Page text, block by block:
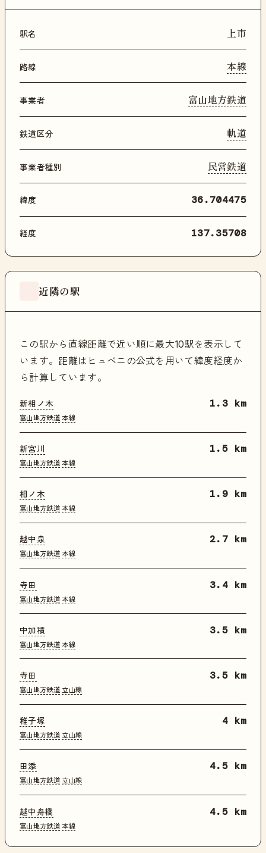
駅名 上市
路線 本線
事業者 富山地方鉄道
鉄道区分 軌道
事業者種別 民営鉄道
緯度 36.704475
経度 137.35708
近隣の駅
この駅から直線距離で近い順に最大10駅を表示して
います。距離はヒュベニの公式を用いて緯度経度か
ら計算しています。
新相ノ木
富山地方鉄道 本線
1.3 km
新宮川
富山地方鉄道 本線
1.5 km
相ノ木
富山地方鉄道 本線
1.9 km
越中泉
富山地方鉄道 本線
2.7 km
寺田
富山地方鉄道 本線
3.4 km
中加積
富山地方鉄道 本線
3.5 km
寺田
富山地方鉄道 立山線
3.5 km
稚子塚
富山地方鉄道 立山線
4 km
田添
富山地方鉄道 立山線
4.5 km
越中舟橋
富山地方鉄道 本線
4.5 km